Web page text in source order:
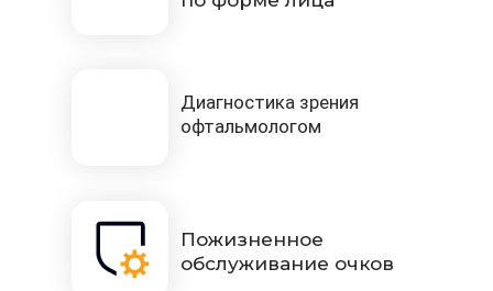
Пожизненное
обслуживание очков
Диагностика зрения
офтальмологом